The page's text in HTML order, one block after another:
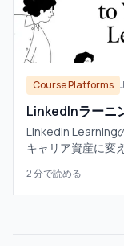
Course Platforms
LinkedInラーニ
LinkedIn Learning
キャリア資産に変
2分で読める